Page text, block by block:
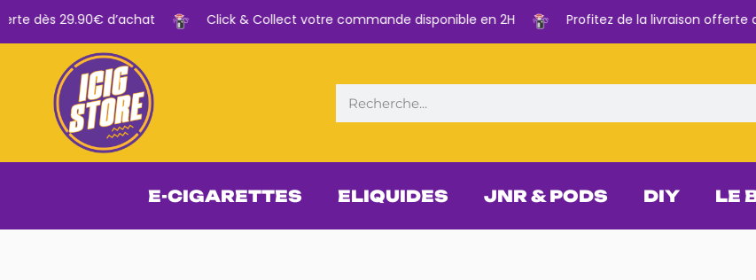
dès 29.90€ d’achat Click & Collect votre commande disponible en 2H Profitez de la livraison offerte dès
E-CIGARETTES ELIQUIDES JNR & PODS DIY LE